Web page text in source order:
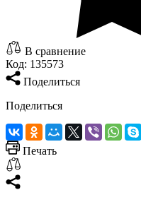
В сравнение
Код: 135573
Поделиться
Поделиться
Печать